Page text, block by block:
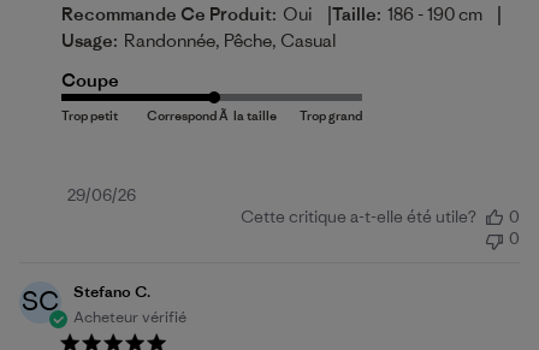
Recommande Ce Produit: Oui |Taille: 186 - 190 cm |
Usage: Randonnée, Pêche, Casual
Coupe
Date
29/06/26
Cette critique a-t-elle été utile?
0
0
SC
Stefano C.
Acheteur vérifié